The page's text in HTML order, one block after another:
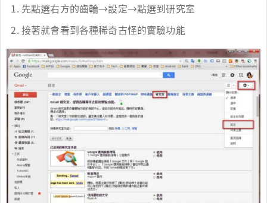
先點選右方的齒輪→設定→點選到研究室
接著就會看到各種稀奇古怪的實驗功能